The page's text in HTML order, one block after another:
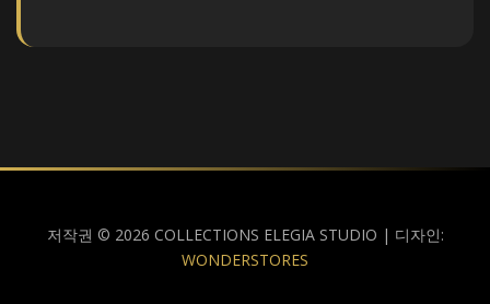
저작권 © 2026 COLLECTIONS ELEGIA STUDIO | 디자인:
WONDERSTORES